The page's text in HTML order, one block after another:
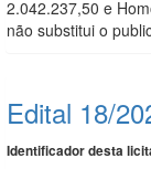
2.042.237,50 e
não substitui o
Edital 18/
Identificador desta